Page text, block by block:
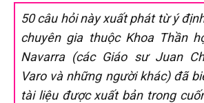
50 câu hỏi này xuất phát từ ý
chuyên gia thuộc Khoa Thần
Navarra (các Giáo sư Juan
Varo và những người khác) đã
tài liệu được xuất bản trong